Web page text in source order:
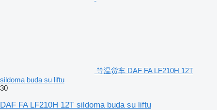
等温货车 DAF FA LF210H 12T
sildoma buda su liftu
30
DAF FA LF210H 12T sildoma buda su liftu